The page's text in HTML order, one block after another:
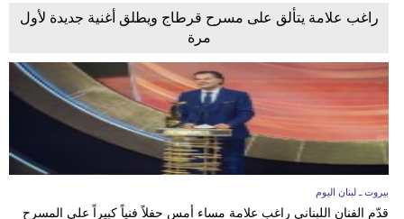
راغب علامة يتألق على مسرح قرطاج ويطلق أغنية جديدة لأول
مرة
بيروت ـ لبنان اليوم
قدّم الفنان اللبناني راغب علامة مساء أمس حفلاً فنياً كبيراً على المسرح